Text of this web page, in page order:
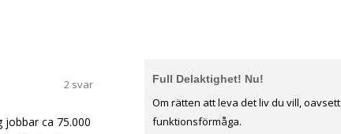
2 svar
jobbar ca 75.000
Full Delaktighet! Nu!
Om rätten att leva det liv du vill, oavsett
funktionsförmåga.